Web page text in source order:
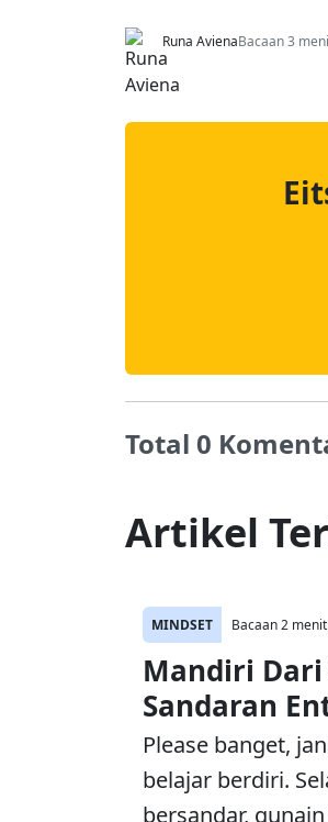
Runa AvienaBacaan 3
Total 0
Artikel
MINDSET Bacaan 2 menit
Mandiri Dari
Sandaran
Please banget,
belajar berdiri.
bersandar,